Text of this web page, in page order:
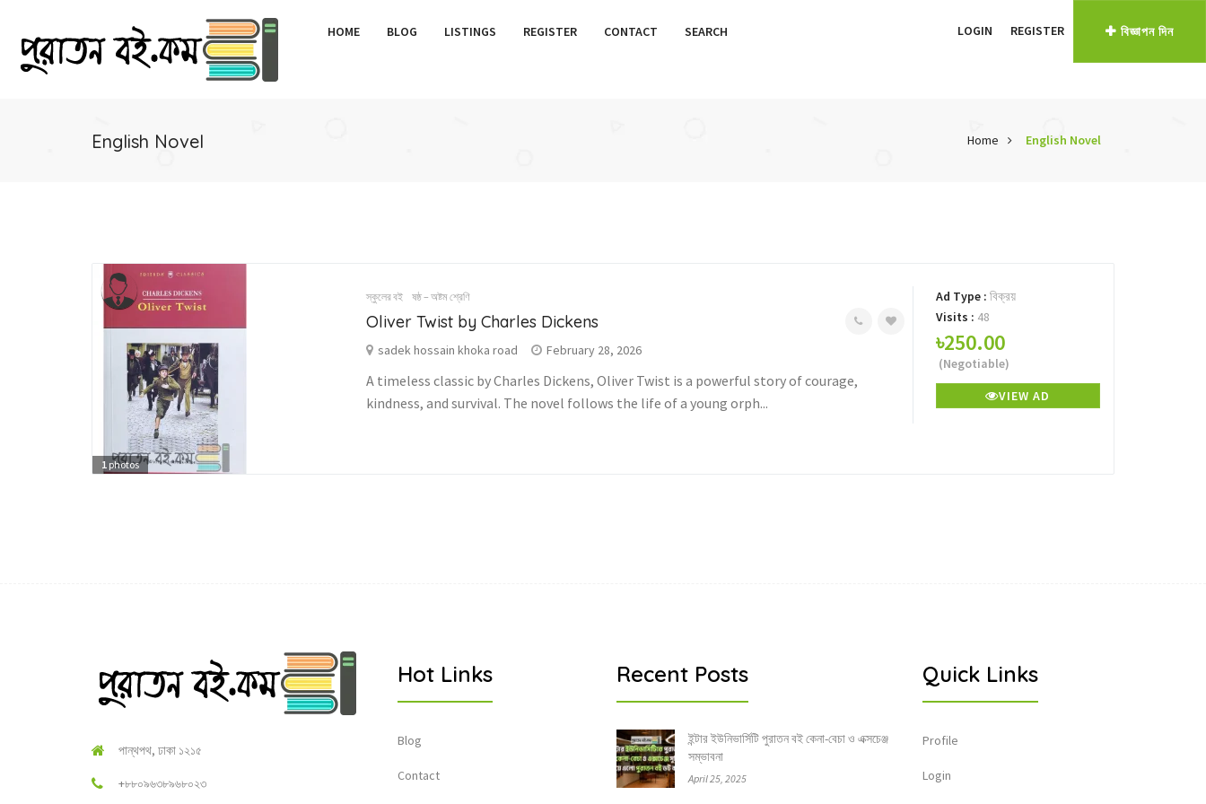
HOME BLOG LISTINGS REGISTER CONTACT SEARCH LOGIN REGISTER বিজ্ঞাপন দিন
English Novel Home English Novel
1 photos
স্কুলের বই ষষ্ঠ – অষ্টম শ্রেণি
Oliver Twist by Charles Dickens
sadek hossain khoka road February 28, 2026
A timeless classic by Charles Dickens, Oliver Twist is a powerful story of courage,
kindness, and survival. The novel follows the life of a young orph...
Ad Type : বিক্রয়
Visits : 48
৳250.00
(Negotiable)
VIEW AD
পান্থপথ, ঢাকা ১২১৫
+৮৮০৯৬৩৮৯৬৮০২৩
Hot Links
Blog
Contact
Recent Posts
ইন্টার ইউনিভার্সিটি পুরাতন বই কেনা-বেচা ও এক্সচেঞ্জ
সম্ভাবনা
April 25, 2025
Quick Links
Profile
Login